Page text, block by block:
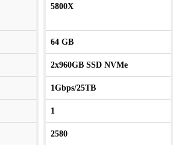
5800X
64 GB
2x960GB SSD NVMe
1Gbps/25TB
1
2580